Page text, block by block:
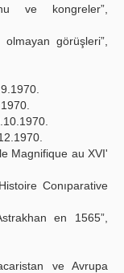
ve kongreler”,
görüşleri”,
Magnifique au XVI'
Conıparative
en 1565”,
ve Avrupa